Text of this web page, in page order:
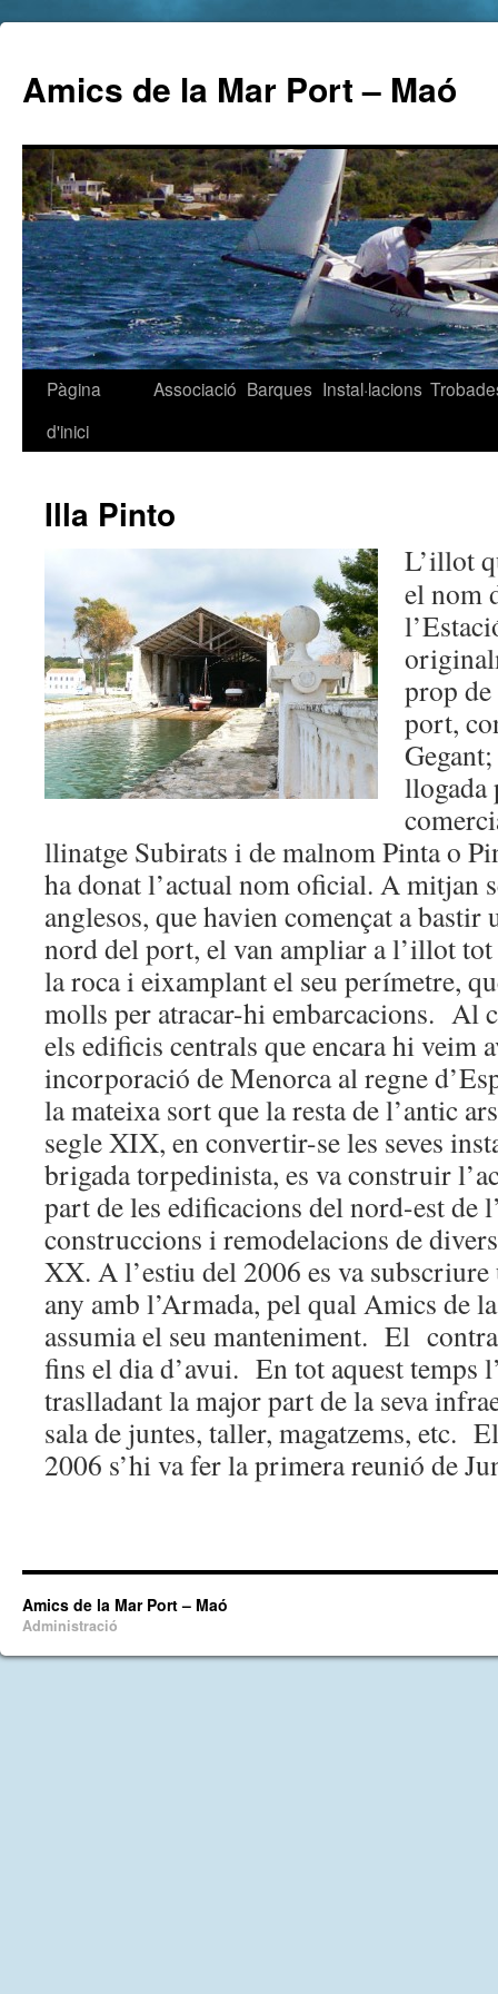
Amics de la Mar Port – Maó
Pàgina
d'inici
Associació Barques Instal·lacions
Illa Pinto
L’illot
el nom
prop
port,
llogada
llinatge Subirats i de malnom Pinta o
ha donat l’actual nom oficial. A mitjan
anglesos, que havien començat a bastir
nord del port, el van ampliar a l’illot
la roca i eixamplant el seu perímetre,
molls per atracar-hi embarcacions. Al
els edificis centrals que encara hi veim
incorporació de Menorca al regne
la mateixa sort que la resta de l’antic
segle XIX, en convertir-se les seves
brigada torpedinista, es va construir
part de les edificacions del nord-est de
construccions i remodelacions de
XX. A l’estiu del 2006 es va
any amb l’Armada, pel qual Amics de
assumia el seu manteniment. El
fins el dia d’avui. En tot aquest temps
traslladant la major part de la seva
sala de juntes, taller, magatzems, etc.
2006 s’hi va fer la primera reunió de
Amics de la Mar Port – Maó
Administració